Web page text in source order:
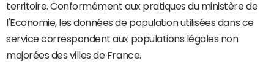
territoire. Conformément aux pratiques du ministère de
l'Economie, les données de population utilisées dans ce
service correspondent aux populations légales non
majorées des villes de France.